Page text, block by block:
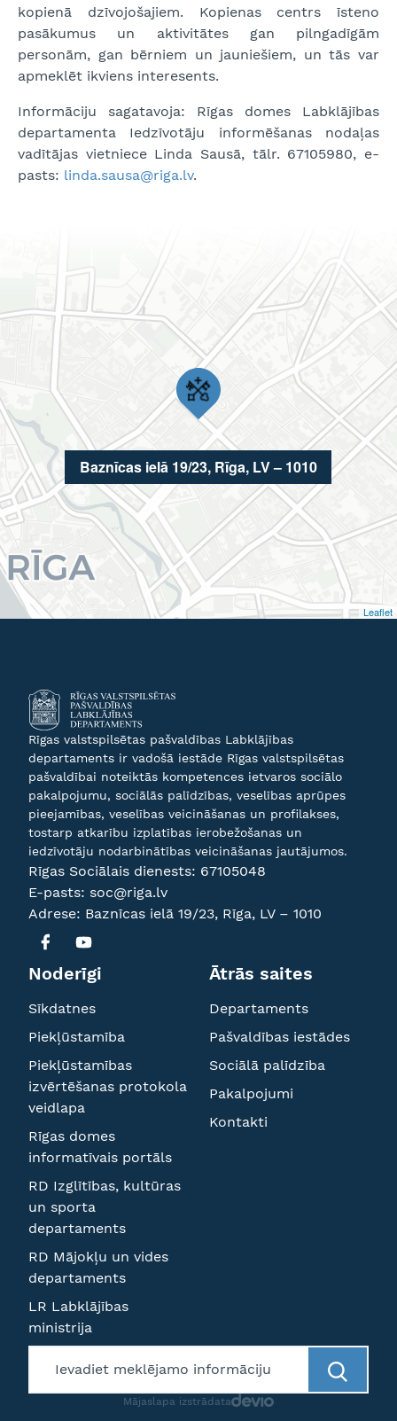
kopienā dzīvojošajiem. Kopienas centrs īsteno
pasākumus un aktivitātes gan pilngadīgām
personām, gan bērniem un jauniešiem, un tās var
apmeklēt ikviens interesents.
Informāciju sagatavoja: Rīgas domes Labklājības
departamenta Iedzīvotāju informēšanas nodaļas
vadītājas vietniece Linda Sausā, tālr. 67105980, e-
pasts: linda.sausa@riga.lv.
Baznīcas ielā 19/23, Rīga, LV – 1010
Leaflet
Rīgas valstspilsētas pašvaldības Labklājības
departaments ir vadošā iestāde Rīgas valstspilsētas
pašvaldībai noteiktās kompetences ietvaros sociālo
pakalpojumu, sociālās palīdzības, veselības aprūpes
pieejamības, veselības veicināšanas un profilakses,
tostarp atkarību izplatības ierobežošanas un
iedzīvotāju nodarbinātības veicināšanas jautājumos.
Rīgas Sociālais dienests: 67105048
E-pasts: soc@riga.lv
Adrese: Baznīcas ielā 19/23, Rīga, LV – 1010
Noderīgi
Sīkdatnes
Piekļūstamība
Piekļūstamības
izvērtēšanas protokola
veidlapa
Rīgas domes
informatīvais portāls
RD Izglītības, kultūras
un sporta
departaments
RD Mājokļu un vides
departaments
LR Labklājības
ministrija
Ātrās saites
Departaments
Pašvaldības iestādes
Sociālā palīdzība
Pakalpojumi
Kontakti
Mājaslapa izstrādata